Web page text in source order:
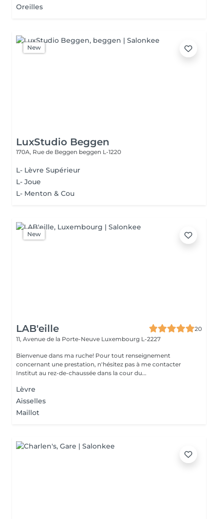
Oreilles
New
LuxStudio Beggen
170A, Rue de Beggen beggen L-1220
L- Lèvre Supérieur
L- Joue
L- Menton & Cou
New
LAB'eille
20
11, Avenue de la Porte-Neuve Luxembourg L-2227
Bienvenue dans ma ruche! Pour tout renseignement
concernant une prestation, n'hésitez pas à me contacter
Institut au rez-de-chaussée dans la cour du...
Lèvre
Aisselles
Maillot